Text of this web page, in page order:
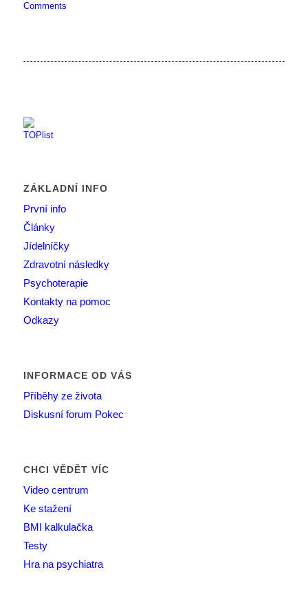
Comments
ZÁKLADNÍ INFO
První info
Články
Jídelníčky
Zdravotní následky
Psychoterapie
Kontakty na pomoc
Odkazy
INFORMACE OD VÁS
Příběhy ze života
Diskusní forum Pokec
CHCI VĚDĚT VÍC
Video centrum
Ke stažení
BMI kalkulačka
Testy
Hra na psychiatra